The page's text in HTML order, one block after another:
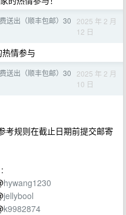
送出（顺丰包邮）30
2025 年 2 月
12 日
情参与
送出（顺丰包邮）30
2025 年 2 月
10 日
考规则在截止日期前提交邮寄
hywang1230
jellybool
k9982874